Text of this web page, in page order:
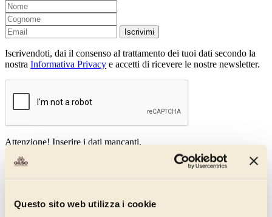
Questo sito web utilizza i cookie
Iscrivimi
Iscrivendoti, dai il consenso al trattamento dei tuoi dati secondo la
nostra Informativa Privacy e accetti di ricevere le nostre newsletter.
Attenzione! Inserire i dati mancanti.
Puoi disiscriverti quando vuoi, senza nessun costo.
smoothie.